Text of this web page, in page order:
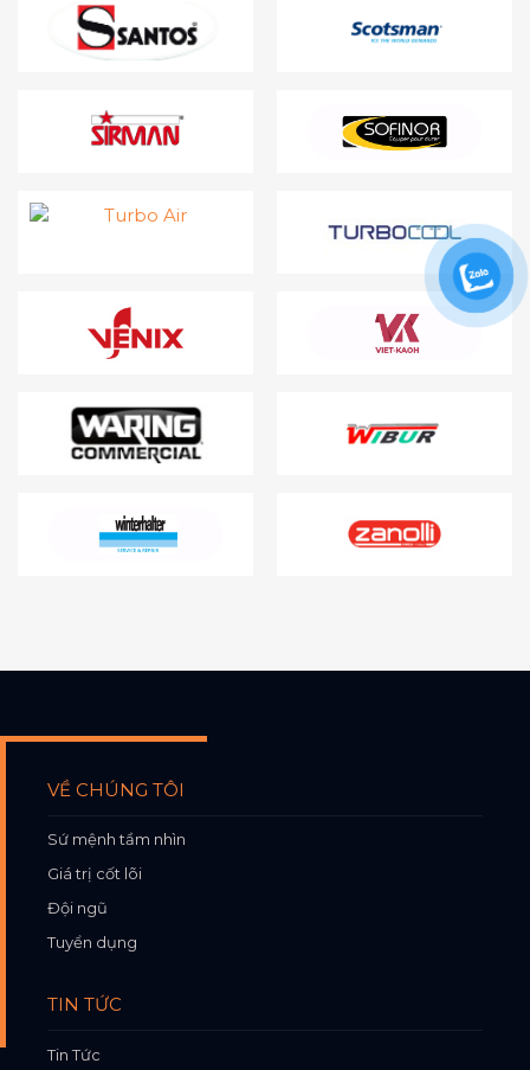
VỀ CHÚNG TÔI
Sứ mệnh tầm nhìn
Giá trị cốt lõi
Đội ngũ
Tuyển dụng
TIN TỨC
Tin Tức